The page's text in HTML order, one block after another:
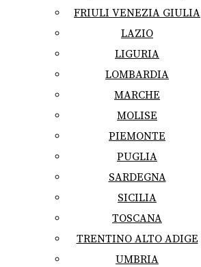
FRIULI VENEZIA GIULIA
LAZIO
LIGURIA
LOMBARDIA
MARCHE
MOLISE
PIEMONTE
PUGLIA
SARDEGNA
SICILIA
TOSCANA
TRENTINO ALTO ADIGE
UMBRIA